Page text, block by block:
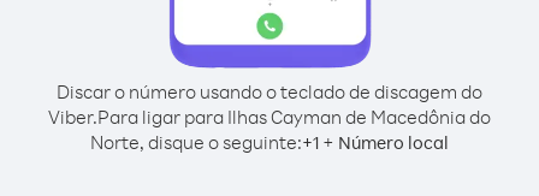
Discar o número usando o teclado de discagem do
Viber.Para ligar para Ilhas Cayman de Macedônia do
Norte, disque o seguinte:+1 + Número local